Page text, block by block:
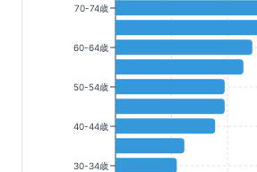
70-74歳
60-64歳
50-54歳
40-44歳
30-34歳